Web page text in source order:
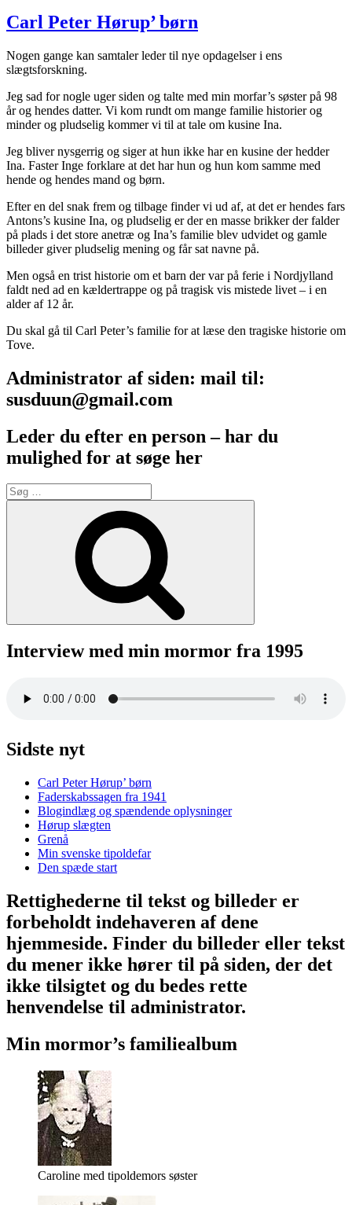
Carl Peter Hørup’ børn
Nogen gange kan samtaler leder til nye opdagelser i ens
slægtsforskning.
Jeg sad for nogle uger siden og talte med min morfar’s søster på 98
år og hendes datter. Vi kom rundt om mange familie historier og
minder og pludselig kommer vi til at tale om kusine Ina.
Jeg bliver nysgerrig og siger at hun ikke har en kusine der hedder
Ina. Faster Inge forklare at det har hun og hun kom samme med
hende og hendes mand og børn.
Efter en del snak frem og tilbage finder vi ud af, at det er hendes fars
Antons’s kusine Ina, og pludselig er der en masse brikker der falder
på plads i det store anetræ og Ina’s familie blev udvidet og gamle
billeder giver pludselig mening og får sat navne på.
Men også en trist historie om et barn der var på ferie i Nordjylland
faldt ned ad en kældertrappe og på tragisk vis mistede livet – i en
alder af 12 år.
Du skal gå til Carl Peter’s familie for at læse den tragiske historie om
Tove.
Administrator af siden: mail til:
susduun@gmail.com
Leder du efter en person – har du
mulighed for at søge her
Søg
efter:
Interview med min mormor fra 1995
Sidste nyt
Carl Peter Hørup’ børn
Faderskabssagen fra 1941
Blogindlæg og spændende oplysninger
Hørup slægten
Grenå
Min svenske tipoldefar
Den spæde start
Rettighederne til tekst og billeder er
forbeholdt indehaveren af dene
hjemmeside. Finder du billeder eller tekst
du mener ikke hører til på siden, der det
ikke tilsigtet og du bedes rette
henvendelse til administrator.
Min mormor’s familiealbum
Caroline med tipoldemors søster